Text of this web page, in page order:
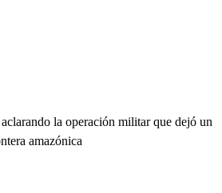
la operación militar que dejó un
amazónica